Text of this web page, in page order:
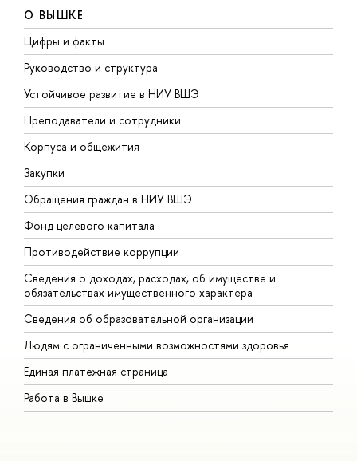
О ВЫШКЕ
Цифры и факты
Руководство и структура
Устойчивое развитие в НИУ ВШЭ
Преподаватели и сотрудники
Корпуса и общежития
Закупки
Обращения граждан в НИУ ВШЭ
Фонд целевого капитала
Противодействие коррупции
Сведения о доходах, расходах, об имуществе и
обязательствах имущественного характера
Сведения об образовательной организации
Людям с ограниченными возможностями здоровья
Единая платежная страница
Работа в Вышке